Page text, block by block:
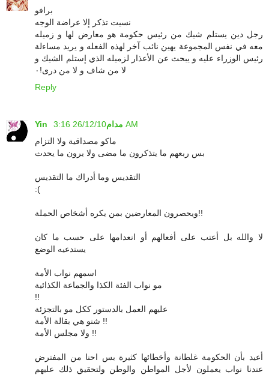
برافو
نسيت تذكر إلا عراضة الوجه
رجل دين يستلم شيك من رئيس حكومة هو معارض لها و زميله
معه في نفس المجموعة يهين نائب آخر لهذه الفعله و يريد مساءلة
رئيس الوزراء عليه و يبحث عن الأعذار لزميله الذي إستلم الشيك و
لا من شاف و لا من درى!٠
Reply
Yin مدام 26/12/10 3:16 AM
ماكو مصداقية ولا التزام
بس ربعهم ما يتذكرون ما مضى ولا يرون ما يحدث
التقديس وما أدراك ما التقديس
:(
ويحصرون المعارضين بمن يكره أشخاص الحملة!!
لا والله بل أعتب على أفعالهم أو انعدامها على حسب ما كان
يستدعيه الوضع
اسمهم نواب الأمة
مو نواب الفئة الكذا والجماعة الكذائية
!!
عليهم العمل بالدستور ككل مو بالتجزئة
شنو هي بقالة الأمة !!
ولا مجلس الأمة !!
أعيد بأن الحكومة غلطانة وأخطائها كثيرة بس احنا من المفترض
عندنا نواب يعملون لأجل المواطن والوطن ولتحقيق ذلك عليهم